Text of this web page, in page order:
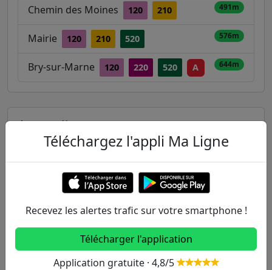
Chemin des Moines 120 210 491m
Mairie 120 210 520 576m
Bry-sur-Marne 120 220 520 A 644m
Autres lignes
Metro
2 3 3B 4
5 6 7 7B 8
9 10 11 12 13
Téléchargez l'appli Ma Ligne
Recevez les alertes trafic sur votre smartphone !
Télécharger l'application
Application gratuite · 4,8/5